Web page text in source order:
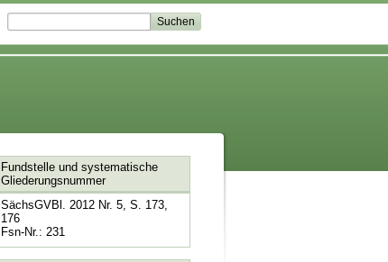
Fundstelle und systematische
Gliederungsnummer
SächsGVBl. 2012 Nr. 5, S. 173,
176
Fsn-Nr.: 231